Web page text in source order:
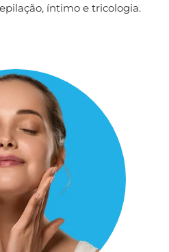
íntimo e tricologia.